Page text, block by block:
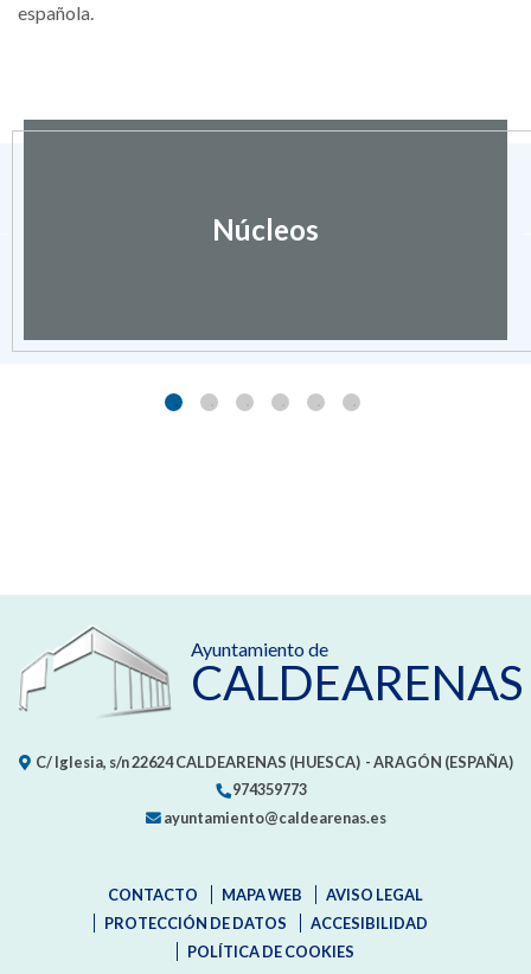
española.
Núcleos
Ayuntamiento de
CALDEARENAS
C/ Iglesia, s/n22624 CALDEARENAS (HUESCA) - ARAGÓN (ESPAÑA)
974359773
ayuntamiento@caldearenas.es
CONTACTO MAPA WEB
AVISO LEGAL
PROTECCIÓN DE DATOS
ACCESIBILIDAD
POLÍTICA DE COOKIES